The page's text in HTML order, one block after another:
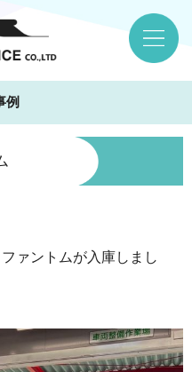
例
ァントムが入庫しまし